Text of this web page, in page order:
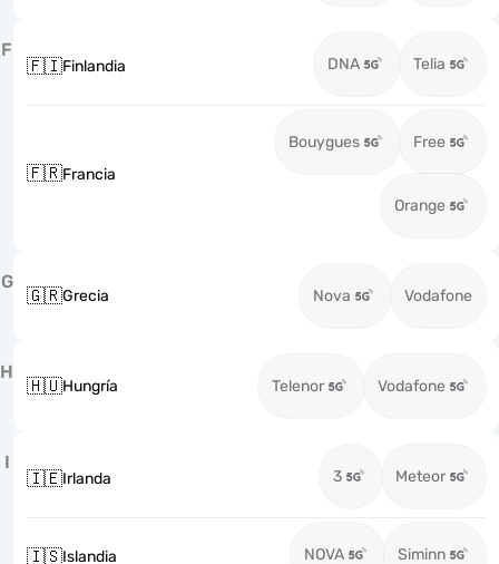
F
🇫🇮Finlandia DNA Telia
🇫🇷Francia
Bouygues Free
Orange
G
🇬🇷Grecia Nova Vodafone
H
🇭🇺Hungría Telenor Vodafone
I
🇮🇪Irlanda 3 Meteor
🇮🇸Islandia NOVA Siminn